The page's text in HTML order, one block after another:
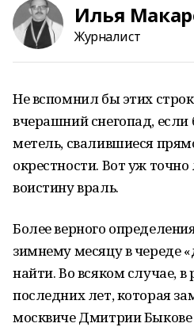
Илья
Журналист
Не вспомнил бы этих
вчерашний снегопад,
метель, свалившиеся
окрестности. Вот уж
воистину враль.
Более верного
зимнему месяцу в череде
найти. Во всяком случае, в
последних лет, которая
москвиче Дмитрии